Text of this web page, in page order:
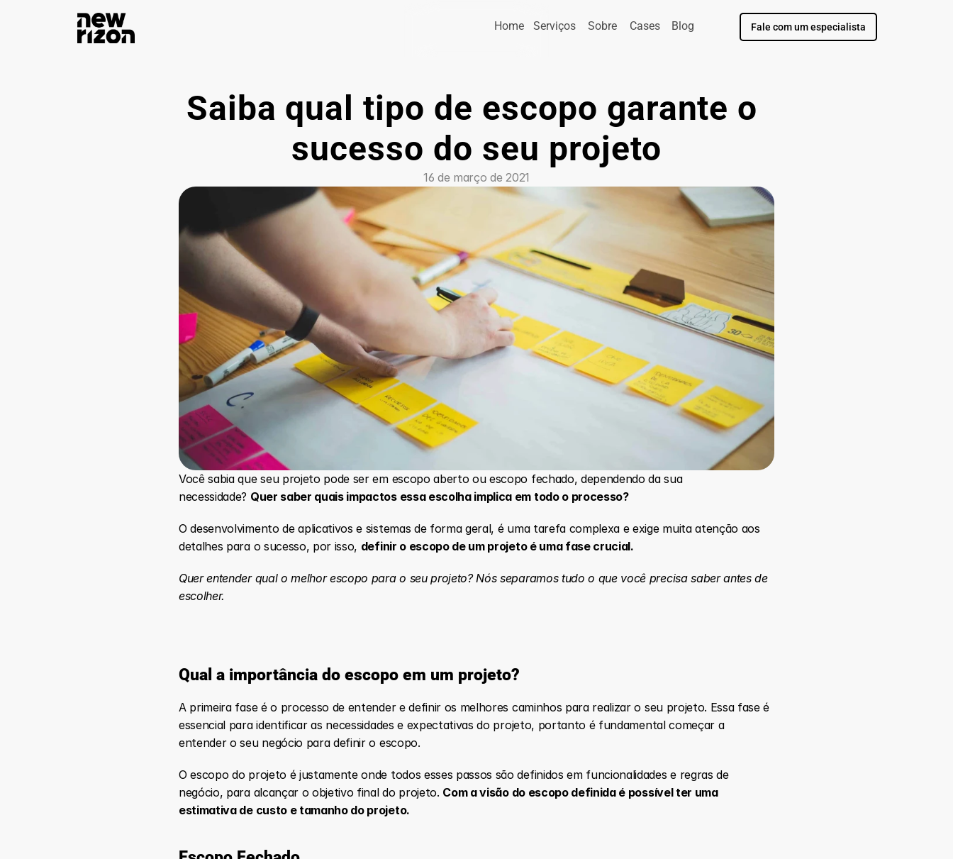
Cases
Home Sobre
Serviços Fale com um especialista
Blog
Saiba qual tipo de escopo garante o
sucesso do seu projeto
16 de março de 2021
Você sabia que seu projeto pode ser em escopo aberto ou escopo fechado, dependendo da sua
necessidade? Quer saber quais impactos essa escolha implica em todo o processo?
O desenvolvimento de aplicativos e sistemas de forma geral, é uma tarefa complexa e exige muita atenção aos
detalhes para o sucesso, por isso, definir o escopo de um projeto é uma fase crucial.
Quer entender qual o melhor escopo para o seu projeto? Nós separamos tudo o que você precisa saber antes de
escolher.
Qual a importância do escopo em um projeto?
A primeira fase é o processo de entender e definir os melhores caminhos para realizar o seu projeto. Essa fase é
essencial para identificar as necessidades e expectativas do projeto, portanto é fundamental começar a
entender o seu negócio para definir o escopo.
O escopo do projeto é justamente onde todos esses passos são definidos em funcionalidades e regras de
negócio, para alcançar o objetivo final do projeto. Com a visão do escopo definida é possível ter uma
estimativa de custo e tamanho do projeto.